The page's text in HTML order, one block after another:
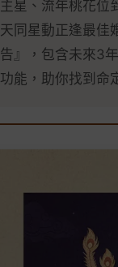
主星、流年桃花位
天同星動正逢最佳
告』，包含未來3
功能，助你找到命